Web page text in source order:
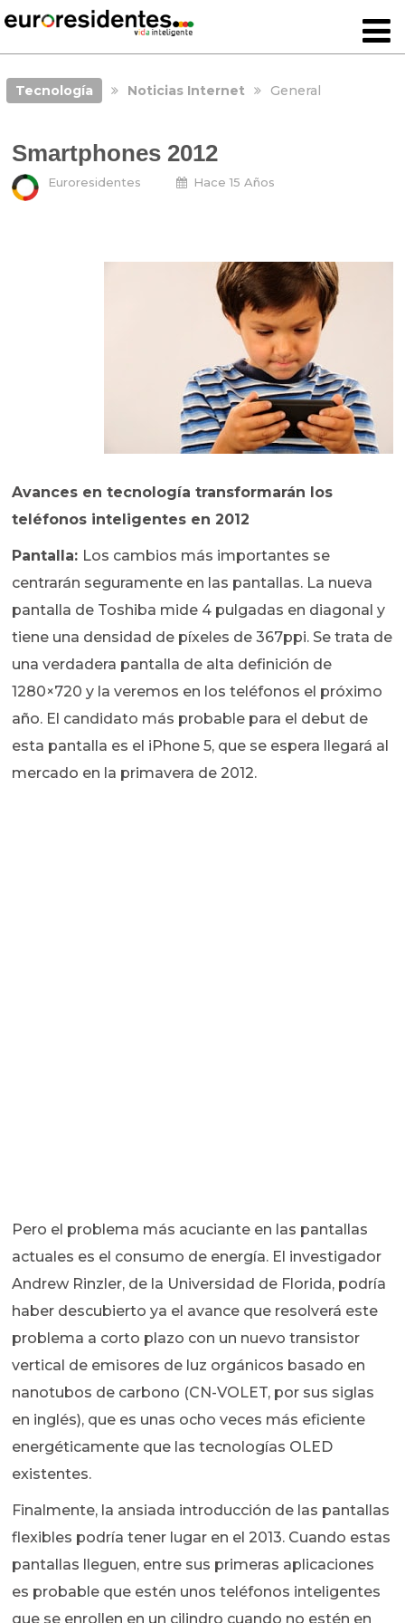
Tecnología Noticias Internet General
Smartphones 2012
Euroresidentes Hace 15 Años
Avances en tecnología transformarán los
teléfonos inteligentes en 2012
Pantalla: Los cambios más importantes se
centrarán seguramente en las pantallas. La nueva
pantalla de Toshiba mide 4 pulgadas en diagonal y
tiene una densidad de píxeles de 367ppi. Se trata de
una verdadera pantalla de alta definición de
1280×720 y la veremos en los teléfonos el próximo
año. El candidato más probable para el debut de
esta pantalla es el iPhone 5, que se espera llegará al
mercado en la primavera de 2012.
Pero el problema más acuciante en las pantallas
actuales es el consumo de energía. El investigador
Andrew Rinzler, de la Universidad de Florida, podría
haber descubierto ya el avance que resolverá este
problema a corto plazo con un nuevo transistor
vertical de emisores de luz orgánicos basado en
nanotubos de carbono (CN-VOLET, por sus siglas
en inglés), que es unas ocho veces más eficiente
energéticamente que las tecnologías OLED
existentes.
Finalmente, la ansiada introducción de las pantallas
flexibles podría tener lugar en el 2013. Cuando estas
pantallas lleguen, entre sus primeras aplicaciones
es probable que estén unos teléfonos inteligentes
que se enrollen en un cilindro cuando no estén en